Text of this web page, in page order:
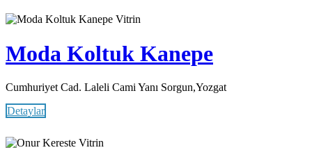
Vitrin
Moda Koltuk Kanepe
Cumhuriyet Cad. Laleli Cami Yanı Sorgun,Yozgat
Detaylar
Vitrin